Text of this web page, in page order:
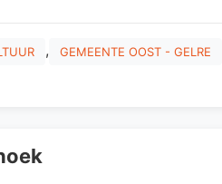
, GEMEENTE OOST - GELRE